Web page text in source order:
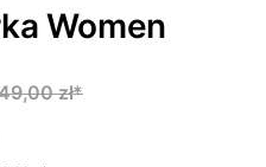
Women
zł*